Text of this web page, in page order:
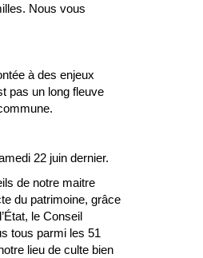
Nous vous
à des enjeux
pas un long fleuve
22 juin dernier.
de notre maitre
du patrimoine, grâce
le Conseil
tous parmi les 51
lieu de culte bien